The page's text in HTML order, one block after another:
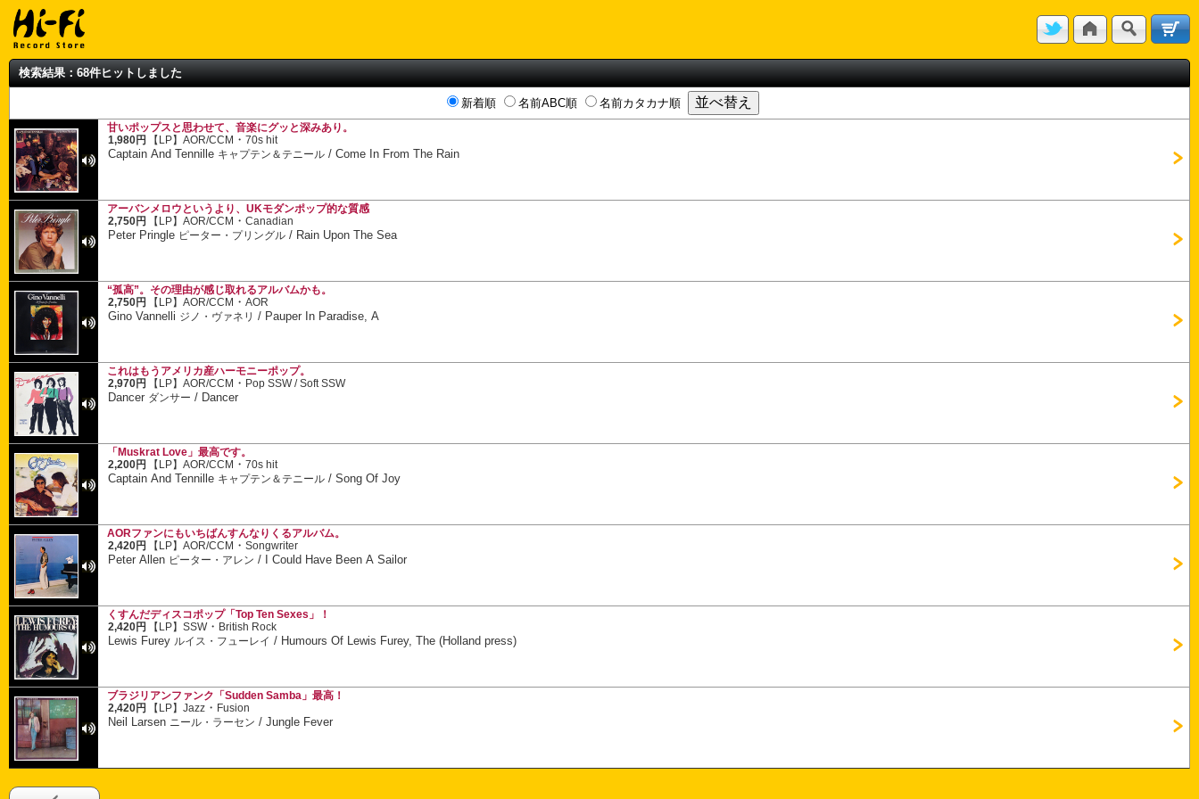
検索結果：68件ヒットしました
新着順 名前ABC順 名前カタカナ順
甘いポップスと思わせて、音楽にグッと深みあり。
1,980円
【LP】AOR/CCM ・70s hit
Captain And Tennille キャプテン＆テニール /Come In From The Rain
アーバンメロウというより、UKモダンポップ的な質感
2,750円
【LP】AOR/CCM ・Canadian
Peter Pringle ピーター・プリングル / Rain Upon The Sea
“孤高”。その理由が感じ取れるアルバムかも。
2,750円
【LP】AOR/CCM ・AOR
Gino Vannelli ジノ・ヴァネリ / Pauper In Paradise, A
これはもうアメリカ産ハーモニーポップ。
2,970円
【LP】AOR/CCM ・ Pop SSW / Soft SSW
Dancer ダンサー / Dancer
「Muskrat Love」最高です。
2,200円
【LP】AOR/CCM ・70s hit
Captain And Tennille キャプテン＆テニール /Song Of Joy
AORファンにもいちばんすんなりくるアルバム。
2,420円
【LP】AOR/CCM ・Songwriter
Peter Allen ピーター・アレン / I Could Have Been A Sailor
くすんだディスコポップ「Top Ten Sexes」！
2,420円
【LP】SSW・ British Rock
Lewis Furey ルイス・フューレイ / Humours Of Lewis Furey, The (Holland press)
ブラジリアンファンク「Sudden Samba」最高！
2,420円
【LP】Jazz ・ Fusion
Neil Larsen ニール・ラーセン /Jungle Fever